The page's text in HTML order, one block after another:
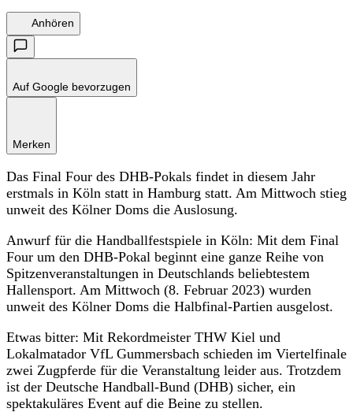
Anhören
Auf Google bevorzugen
Merken
Das Final Four des DHB-Pokals findet in diesem Jahr
erstmals in Köln statt in Hamburg statt. Am Mittwoch stieg
unweit des Kölner Doms die Auslosung.
Anwurf für die Handballfestspiele in Köln: Mit dem Final
Four um den DHB-Pokal beginnt eine ganze Reihe von
Spitzenveranstaltungen in Deutschlands beliebtestem
Hallensport. Am Mittwoch (8. Februar 2023) wurden
unweit des Kölner Doms die Halbfinal-Partien ausgelost.
Etwas bitter: Mit Rekordmeister THW Kiel und
Lokalmatador VfL Gummersbach schieden im Viertelfinale
zwei Zugpferde für die Veranstaltung leider aus. Trotzdem
ist der Deutsche Handball-Bund (DHB) sicher, ein
spektakuläres Event auf die Beine zu stellen.